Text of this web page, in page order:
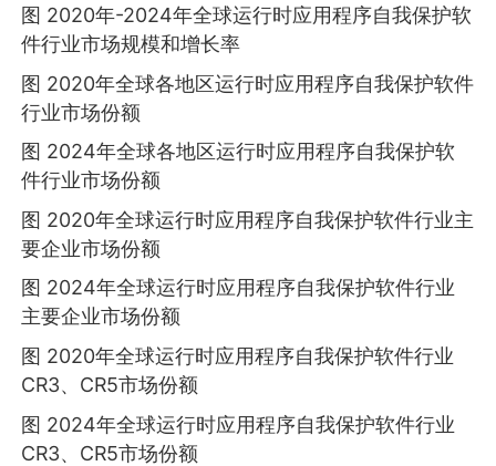
图 2020年-2024年全球运行时应用程序自我保护软
件行业市场规模和增长率
图 2020年全球各地区运行时应用程序自我保护软件
行业市场份额
图 2024年全球各地区运行时应用程序自我保护软
件行业市场份额
图 2020年全球运行时应用程序自我保护软件行业主
要企业市场份额
图 2024年全球运行时应用程序自我保护软件行业
主要企业市场份额
图 2020年全球运行时应用程序自我保护软件行业
CR3、CR5市场份额
图 2024年全球运行时应用程序自我保护软件行业
CR3、CR5市场份额